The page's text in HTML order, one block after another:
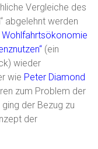
Vergleiche des
abgelehnt werden
Wohlfahrtsökonomie
(ein
wieder
wie Peter Diamond
zum Problem der
der Bezug zu
der